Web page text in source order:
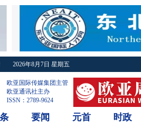
2026年8月7日 星期五
欧亚国际传媒集团主管
欧亚通讯社主办
ISSN：2789-9624
要闻 元首 时政